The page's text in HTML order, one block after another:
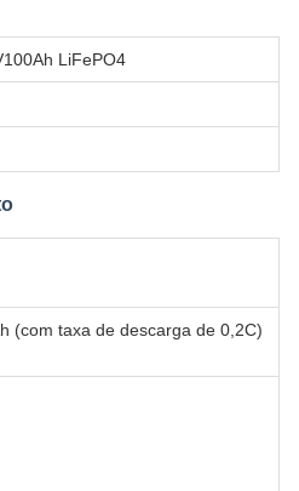
LiFePO4
(com taxa de descarga de 0,2C)